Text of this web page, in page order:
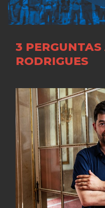
3
RODRIGUES